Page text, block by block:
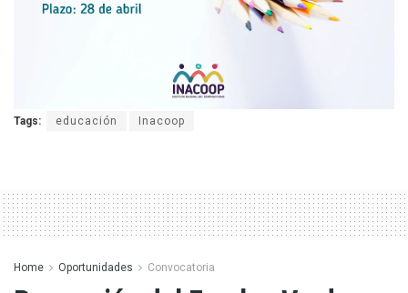
Tags: educación Inacoop
Home Oportunidades Convocatoria